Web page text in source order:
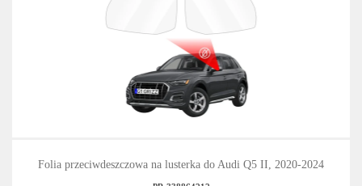
Folia przeciwdeszczowa na lusterka do Audi Q5 II, 2020-2024